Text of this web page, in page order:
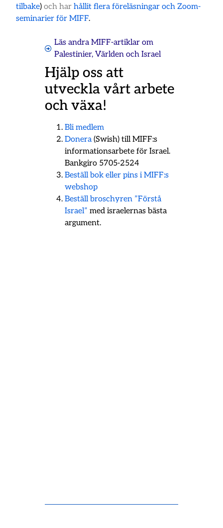
tilbake)och har hållit flera föreläsningar och Zoom-
seminarier för MIFF.
Läs andra MIFF-artiklar om
Palestinier, Världen och Israel
Hjälp oss att
utveckla vårt arbete
och växa!
Bli medlem
Donera(Swish) till MIFF:s
informationsarbete för Israel.
Bankgiro 5705-2524
Beställ bok eller pins i MIFF:s
webshop
Beställ broschyren ”Förstå
Israel” med israelernas bästa
argument.